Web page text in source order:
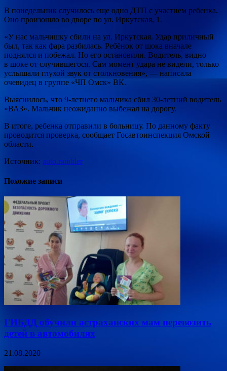
В понедельник случилось еще одно ДТП с участием ребенка.
Оно произошло во дворе по ул. Иркутская, 1.
«У нас мальчишку сбили на ул. Иркутская. Удар приличный
был, так как фара разбилась. Ребёнок от шока вначале
поднялся и побежал. Но его остановили. Водитель, видно
в шоке от случившегося. Сам момент удара не видели, только
услышали глухой звук от столкновения», — написала
очевидец в группе «ЧП Омск» ВК.
Выяснилось, что 9-летнего мальчика сбил 30-летний водитель
«ВАЗ». Мальчик неожиданно выбежал на дорогу.
В итоге, ребенка отправили в больницу. По данному факту
проводится проверка, сообщает Госавтоинспекция Омской
области.
Источник: auto.rambler
Похожие записи
ГИБДД обучили астраханских мам перевозить
детей в автомобилях
21.08.2020